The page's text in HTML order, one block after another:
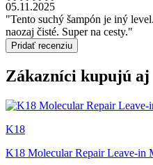
05.11.2025
"Tento suchý šampón je iný
naozaj čisté. Super na cesty."
Pridať recenziu
Zákazníci kupujú aj
K18
K18 Molecular Repair Leave-in